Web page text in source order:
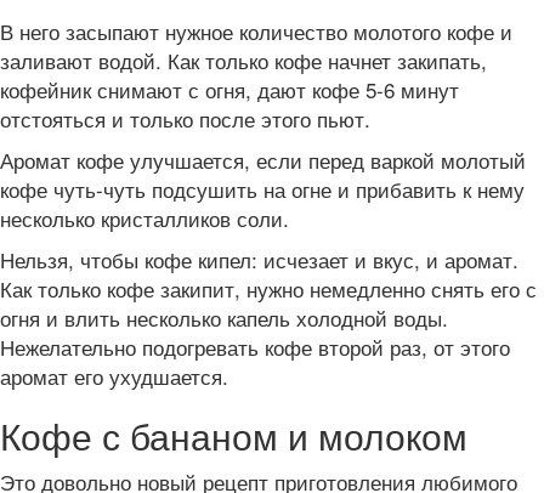
В него засыпают нужное количество молотого кофе и
заливают водой. Как только кофе начнет закипать,
кофейник снимают с огня, дают кофе 5-6 минут
отстояться и только после этого пьют.
Аромат кофе улучшается, если перед варкой молотый
кофе чуть-чуть подсушить на огне и прибавить к нему
несколько кристалликов соли.
Нельзя, чтобы кофе кипел: исчезает и вкус, и аромат.
Как только кофе закипит, нужно немедленно снять его с
огня и влить несколько капель холодной воды.
Нежелательно подогревать кофе второй раз, от этого
аромат его ухудшается.
Кофе с бананом и молоком
Это довольно новый рецепт приготовления любимого